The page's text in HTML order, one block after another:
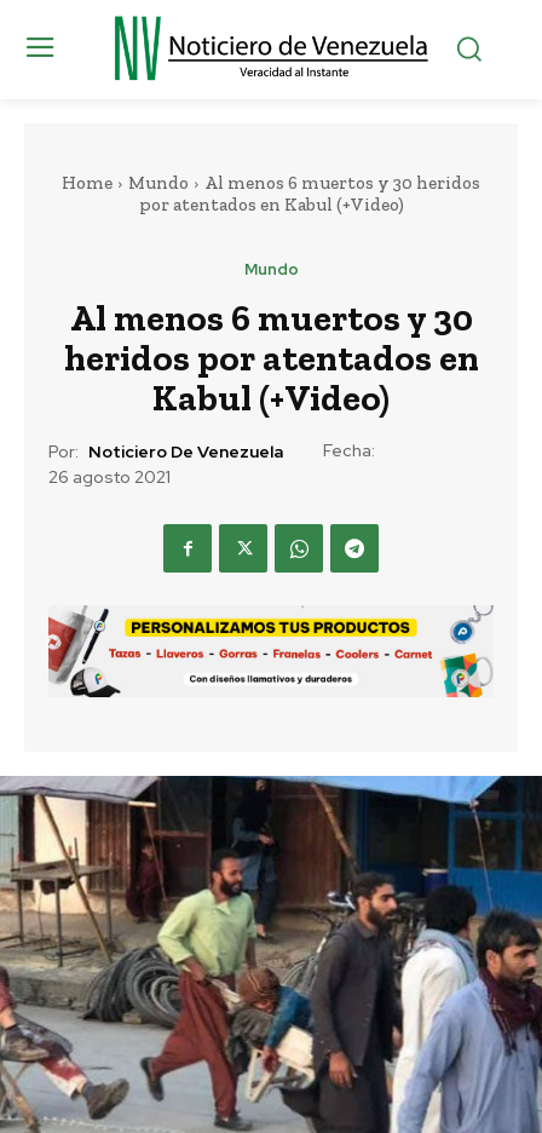
Home Mundo
Al menos 6 muertos y 30 heridos
por atentados en Kabul (+Video)
Mundo
Al menos 6 muertos y 30
heridos por atentados en
Kabul (+Video)
Por: Noticiero De Venezuela
Fecha:
26 agosto 2021